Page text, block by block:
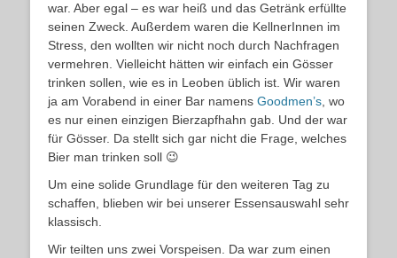
war. Aber egal – es war heiß und das Getränk erfüllte
seinen Zweck. Außerdem waren die KellnerInnen im
Stress, den wollten wir nicht noch durch Nachfragen
vermehren. Vielleicht hätten wir einfach ein Gösser
trinken sollen, wie es in Leoben üblich ist. Wir waren
ja am Vorabend in einer Bar namens Goodmen’s , wo
es nur einen einzigen Bierzapfhahn gab. Und der war
für Gösser. Da stellt sich gar nicht die Frage, welches
Bier man trinken soll 😉
Um eine solide Grundlage für den weiteren Tag zu
schaffen, blieben wir bei unserer Essensauswahl sehr
klassisch.
Wir teilten uns zwei Vorspeisen. Da war zum einen